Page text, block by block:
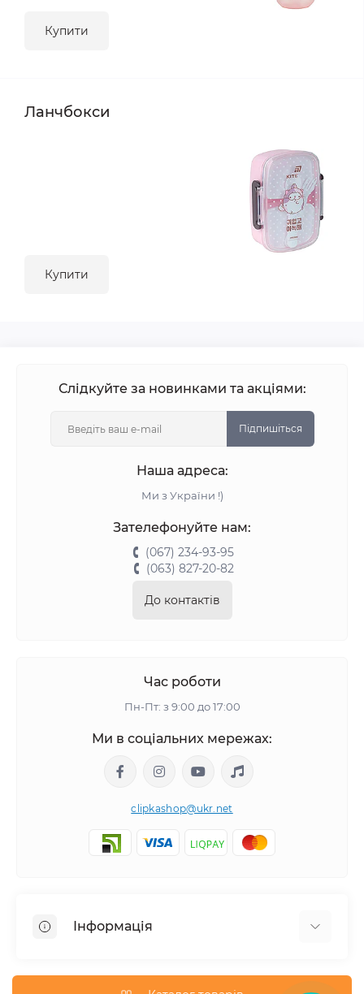
Купити
Ланчбокси
Купити
Слідкуйте за новинками та акціями:
Підпишіться
Наша адреса:
Ми з України !)
Зателефонуйте нам:
(067) 234-93-95
(063) 827-20-82
До контактів
Час роботи
Пн-Пт: з 9:00 до 17:00
Ми в соціальних мережах:
clipkashop@ukr.net
Інформація